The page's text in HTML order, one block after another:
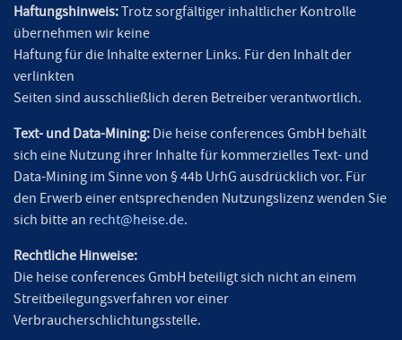
Haftungshinweis:Trotz sorgfältiger inhaltlicher Kontrolle
übernehmen wir keine
Haftung für die Inhalte externer Links. Für den Inhalt der
verlinkten
Seiten sind ausschließlich deren Betreiber verantwortlich.
Text- und Data-Mining:Die heise conferences GmbH behält
sich eine Nutzung ihrer Inhalte für kommerzielles Text- und
Data-Mining im Sinne von § 44b UrhG ausdrücklich vor. Für
den Erwerb einer entsprechenden Nutzungslizenz wenden Sie
sich bitte an recht@heise.de.
Rechtliche Hinweise:
Die heise conferences GmbH beteiligt sich nicht an einem
Streitbeilegungsverfahren vor einer
Verbraucherschlichtungsstelle.